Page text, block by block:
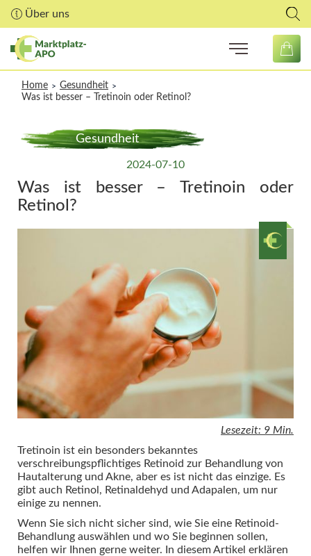
Über uns
Home > Gesundheit >
Was ist besser – Tretinoin oder Retinol?
Gesundheit
2024-07-10
Was ist besser – Tretinoin oder
Retinol?
Lesezeit: 9 Min.
Tretinoin ist ein besonders bekanntes
verschreibungspflichtiges Retinoid zur Behandlung von
Hautalterung und Akne, aber es ist nicht das einzige. Es
gibt auch Retinol, Retinaldehyd und Adapalen, um nur
einige zu nennen.
Wenn Sie sich nicht sicher sind, wie Sie eine Retinoid-
Behandlung auswählen und wo Sie beginnen sollen,
helfen wir Ihnen gerne weiter. In diesem Artikel erklären